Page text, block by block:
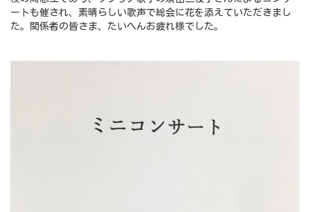
ートも催され、素晴らしい歌声で総会に花を添えていただきまし
た。関係者の皆さま、たいへんお疲れ様でした。